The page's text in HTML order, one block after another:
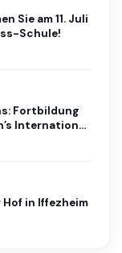
Sie am 11. Juli
Schule!
Fortbildung
International
Hof in Iffezheim